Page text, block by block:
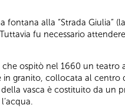
alla “Strada Giulia”
fu necessario
ospitò nel 1660 un
granito, collocata al
vasca è costituito da un